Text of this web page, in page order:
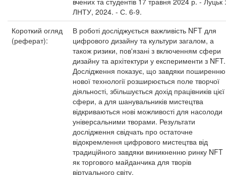
ЛНТУ, 2024. - С. 6-9.
Короткий огляд
(реферат):
В роботі досліджується важливість NFT для
цифрового дизайну та культури загалом, а
також ризики, пов'язані з включенням сфери
дизайну та архітектури у експерименти з NFT.
Дослідження показує, що завдяки поширенню
нової технології розширюється поле творчої
діяльності, збільшується дохід працівників цієї
сфери, а для шанувальників мистецтва
відкриваються нові можливості для насолоди
універсальними творами. Результати
дослідження свідчать про остаточне
відокремлення цифрового мистецтва від
традиційного завдяки виникненню ринку NFT
як торгового майданчика для творів
віртуального світу.